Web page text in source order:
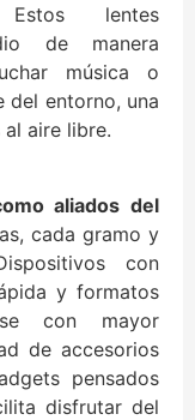
Estos lentes
de manera
música o
del entorno, una
aire libre.
aliados del
cada gramo y
con
y formatos
con mayor
de accesorios
pensados
disfrutar del